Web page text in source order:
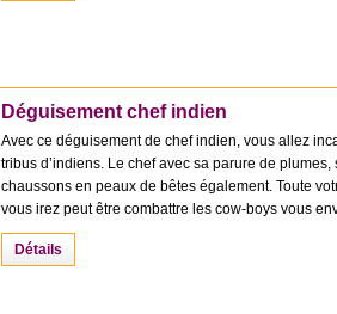
Déguisement chef indien
Avec ce déguisement de chef indien, vous allez
tribus d’indiens. Le chef avec sa parure de
chaussons en peaux de bêtes également. Toute
vous irez peut être combattre les cow-boys vous
Détails